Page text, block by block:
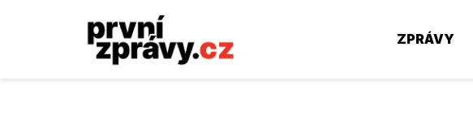
ZPRÁVY